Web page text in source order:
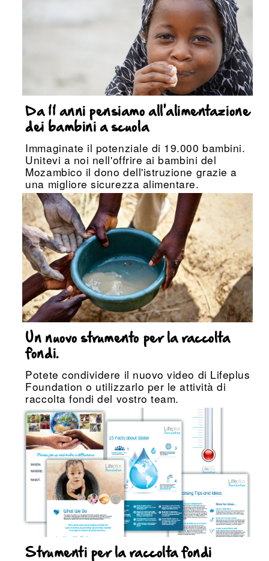
Da 11 anni pensiamo all'alimentazione
dei bambini a scuola
Immaginate il potenziale di 19.000 bambini.
Unitevi a noi nell'offrire ai bambini del
Mozambico il dono dell'istruzione grazie a
una migliore sicurezza alimentare.
Un nuovo strumento per la raccolta
fondi.
Potete condividere il nuovo video di Lifeplus
Foundation o utilizzarlo per le attività di
raccolta fondi del vostro team.
Strumenti per la raccolta fondi